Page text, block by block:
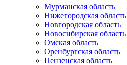
Мурманская область
Нижегородская область
Новгородская область
Новосибирская область
Омская область
Оренбургская область
Пензенская область